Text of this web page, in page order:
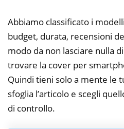
Abbiamo classificato i
budget, durata, recensioni
modo da non lasciare nulla
trovare la cover per
Quindi tieni solo a mente le
sfoglia l’articolo e scegli
di controllo.